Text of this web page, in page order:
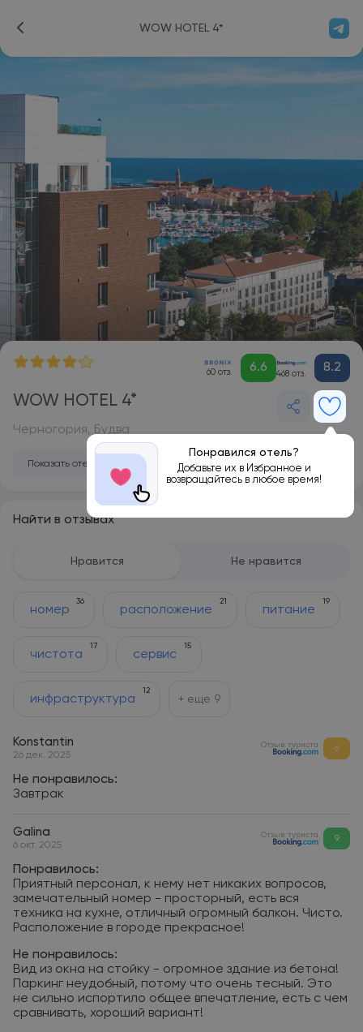
WOW HOTEL 4*
60 отз. 6.6 468 отз. 8.2
WOW HOTEL 4*
Понравился отель?
Добавьте их в Избранное и
возвращайтесь в любое время!
Черногория, Будва
Показать отель на карте
Найти в отзывах
Нравится Не нравится
номер
36
расположение
21
питание
19
чистота
17
сервис
15
инфраструктура
12
+ еще 9
Konstantin
26 дек. 2025
Отзыв туриста 6
Не понравилось:
Завтрак
Galina
6 окт. 2025
Отзыв туриста 9
Понравилось:
Приятный персонал, к нему нет никаких вопросов,
замечательный номер - просторный, есть вся
техника на кухне, отличный огромный балкон. Чисто.
Расположение в городе прекрасное!
Не понравилось:
Вид из окна на стойку - огромное здание из бетона!
Паркинг неудобный, потому что очень тесный. Это
не сильно испортило общее впечатление, есть с чем
сравнивать, хороший вариант!